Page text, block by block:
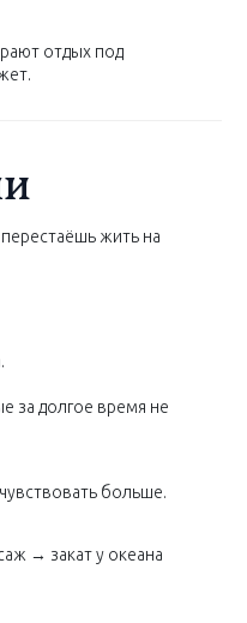
отдых под
жить на
за долгое время не
больше.
→ закат у океана